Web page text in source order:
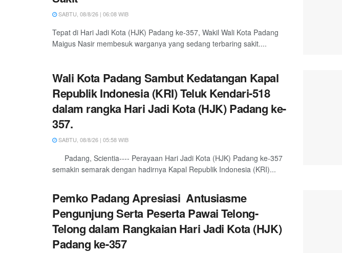
SABTU, 08/8/26 | 06:08 WIB
Tepat di Hari Jadi Kota (HJK) Padang ke-357, Wakil Wali Kota Padang
Maigus Nasir membesuk warganya yang sedang terbaring sakit....
Wali Kota Padang Sambut Kedatangan Kapal
Republik Indonesia (KRI) Teluk Kendari-518
dalam rangka Hari Jadi Kota (HJK) Padang ke-
357.
SABTU, 08/8/26 | 05:58 WIB
Padang, Scientia---- Perayaan Hari Jadi Kota (HJK) Padang ke-357
semakin semarak dengan hadirnya Kapal Republik Indonesia (KRI)...
Pemko Padang Apresiasi Antusiasme
Pengunjung Serta Peserta Pawai Telong-
Telong dalam Rangkaian Hari Jadi Kota (HJK)
Padang ke-357